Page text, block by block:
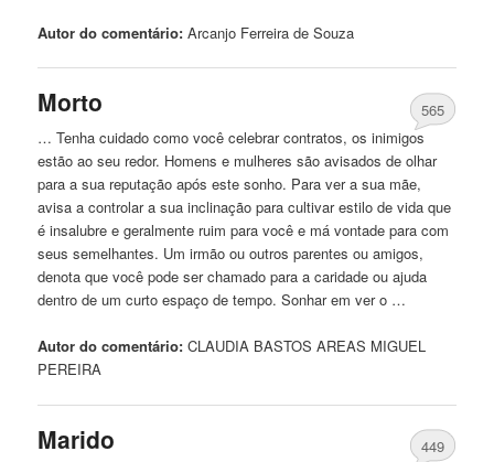
Autor do comentário: Arcanjo Ferreira de Souza
Morto
565
… Tenha cuidado como você celebrar contratos, os inimigos
estão ao seu redor. Homens e mulheressão avisados ​​de olhar
para a sua reputação após este sonho. Para ver a sua mãe,
avisa a controlar a sua inclinação para cultivar estilo de vida que
é insalubre e geralmente ruim para você e má vontade para com
seus semelhantes. Um irmão ou outros parentes ou amigos,
denota que você pode ser chamado para a caridade ou ajuda
dentro de um curto espaço de tempo. Sonhar em ver o …
Autor do comentário: CLAUDIA BASTOS AREAS MIGUEL
PEREIRA
Marido
449